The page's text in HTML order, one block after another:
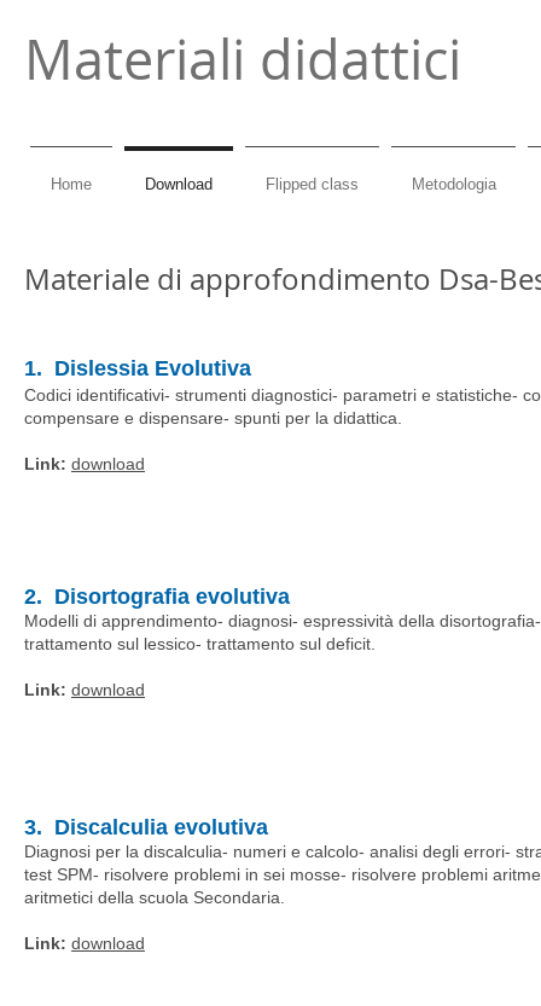
Materiali didattici
Home Download Flipped class Metodologia
Materiale di approfondimento Dsa-
1. Dislessia Evolutiva
Codici identificativi- strumenti diagnostici- parametri e statistiche-
compensare e dispensare- spunti per la didattica.
Link: download
2. Disortografia evolutiva
Modelli di apprendimento- diagnosi- espressività della
trattamento sul lessico- trattamento sul deficit.
Link: download
3. Discalculia evolutiva
Diagnosi per la discalculia- numeri e calcolo- analisi degli errori-
test SPM- risolvere problemi in sei mosse- risolvere problemi
aritmetici della scuola Secondaria.
Link: download